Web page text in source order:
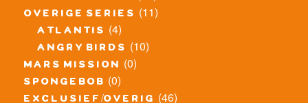
overige series (11)
atlantis (4)
angry birds (10)
mars mission (0)
spongebob (0)
(46)